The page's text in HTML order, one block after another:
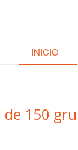
INICIO
150